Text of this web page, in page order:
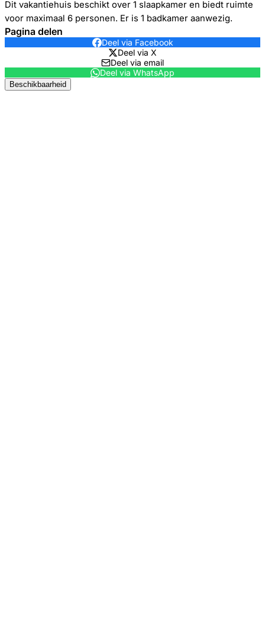
Dit vakantiehuis beschikt over 1 slaapkamer en biedt ruimte
voor maximaal 6 personen. Er is 1 badkamer aanwezig.
Pagina delen
Deel via Facebook
Deel via X
Deel via email
Deel via WhatsApp
Beschikbaarheid